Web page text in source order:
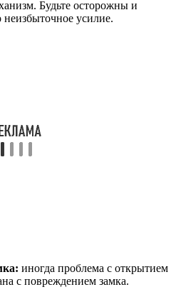
Будьте осторожны и
неизбыточное усилие.
иногда проблема с открытием
с повреждением замка.